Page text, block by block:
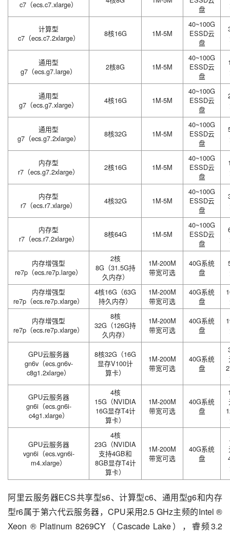
c7（ecs.c7.xlarge）
盘
计算型
c7（ecs.c7.2xlarge）
8核16G 1M-5M
40~100G
ESSD云
盘
通用型
g7（ecs.g7.large）
2核8G 1M-5M
40~100G
ESSD云
盘
通用型
g7（ecs.g7.xlarge）
4核16G 1M-5M
40~100G
ESSD云
盘
通用型
g7（ecs.g7.2xlarge）
8核32G 1M-5M
40~100G
ESSD云
盘
内存型
r7（ecs.g7.2xlarge）
2核16G 1M-5M
40~100G
ESSD云
盘
内存型
r7（ecs.r7.xlarge）
4核32G 1M-5M
40~100G
ESSD云
盘
内存型
r7（ecs.r7.2xlarge）
8核64G 1M-5M
40~100G
ESSD云
盘
内存增强型
re7p（ecs.re7p.large）
2核
8G（31.5G持
久内存）
1M-200M
带宽可选
40G系统
盘
内存增强型
re7p（ecs.re7p.xlarge）
4核16G（63G
持久内存）
1M-200M
带宽可选
40G系统
盘
内存增强型
re7p（ecs.re7p.xlarge）
8核
32G（126G持
久内存）
1M-200M
带宽可选
40G系统
盘
GPU云服务器
gn6v（ecs.gn6v-
c8g1.2xlarge）
8核32G（16G
显存V100计
算卡）
1M-200M
带宽可选
40G系统
盘
GPU云服务器
gn6i（ecs.gn6i-
c4g1.xlarge）
4核
15G（NVIDIA
16G显存T4计
算卡）
1M-200M
带宽可选
40G系统
盘
GPU云服务器
vgn6i（ecs.vgn6i-
m4.xlarge）
4核
23G（NVIDIA
支持4GB和
8GB显存T4计
算卡）
1M-200M
带宽可选
40G系统
盘
阿里云服务器ECS共享型s6、计算型c6、通用型g6和内存
型r6属于第六代云服务器，CPU采用2.5 GHz主频的Intel ®
Xeon ® Platinum 8269CY（Cascade Lake），睿频3.2